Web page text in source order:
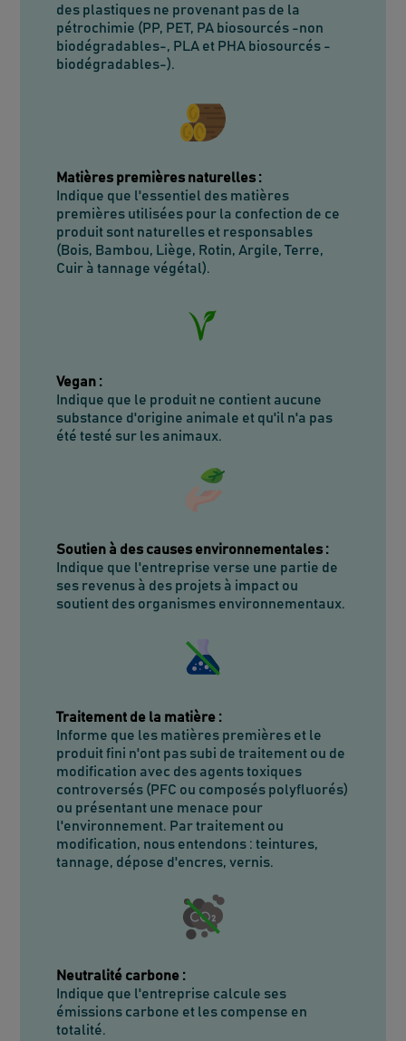
des plastiques ne provenant pas de la
pétrochimie (PP, PET, PA biosourcés -non
biodégradables-, PLA et PHA biosourcés -
biodégradables-).
Matières premières naturelles :
Indique que l'essentiel des matières
premières utilisées pour la confection de ce
produit sont naturelles et responsables
(Bois, Bambou, Liège, Rotin, Argile, Terre,
Cuir à tannage végétal).
Vegan :
Indique que le produit ne contient aucune
substance d'origine animale et qu'il n'a pas
été testé sur les animaux.
Soutien à des causes environnementales :
Indique que l'entreprise verse une partie de
ses revenus à des projets à impact ou
soutient des organismes environnementaux.
Traitement de la matière :
Informe que les matières premières et le
produit fini n'ont pas subi de traitement ou de
modification avec des agents toxiques
controversés (PFC ou composés polyfluorés)
ou présentant une menace pour
l'environnement. Par traitement ou
modification, nous entendons : teintures,
tannage, dépose d'encres, vernis.
Neutralité carbone :
Indique que l'entreprise calcule ses
émissions carbone et les compense en
totalité.